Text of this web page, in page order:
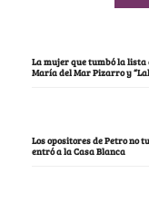
La mujer que tumbó la lista
María del Mar Pizarro y
Los opositores de Petro no
entró a la Casa Blanca